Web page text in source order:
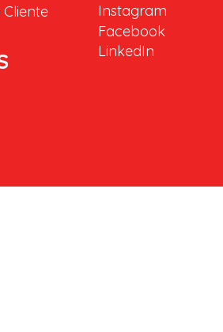
Instagram
Facebook
LinkedIn